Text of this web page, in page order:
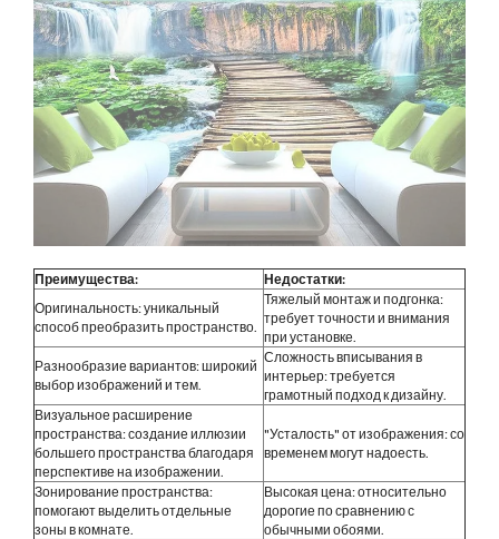
Преимущества:
Недостатки:
Оригинальность: уникальный
способ преобразить пространство.
Тяжелый монтаж и подгонка:
требует точности и внимания
при установке.
Разнообразие вариантов: широкий
выбор изображений и тем.
Сложность вписывания в
интерьер: требуется
грамотный подход к дизайну.
Визуальное расширение
пространства: создание иллюзии
большего пространства благодаря
перспективе на изображении.
"Усталость" от изображения: со
временем могут надоесть.
Зонирование пространства:
помогают выделить отдельные
зоны в комнате.
Высокая цена: относительно
дорогие по сравнению с
обычными обоями.